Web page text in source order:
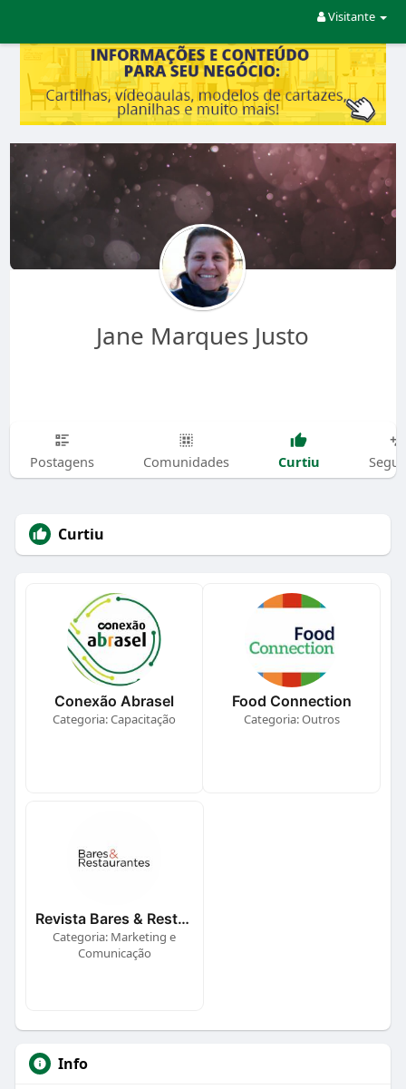
Visitante
Jane Marques Justo
Postagens Comunidades Curtiu
Curtiu
Conexão Abrasel
Categoria: Capacitação
Food Connection
Categoria: Outros
Revista Bares & Restaurantes
Categoria: Marketing e
Comunicação
Info